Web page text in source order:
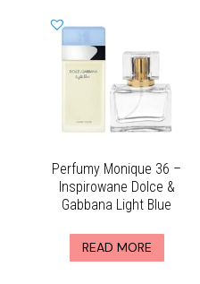
Perfumy Monique 36 –
Inspirowane Dolce &
Gabbana Light Blue
READ MORE